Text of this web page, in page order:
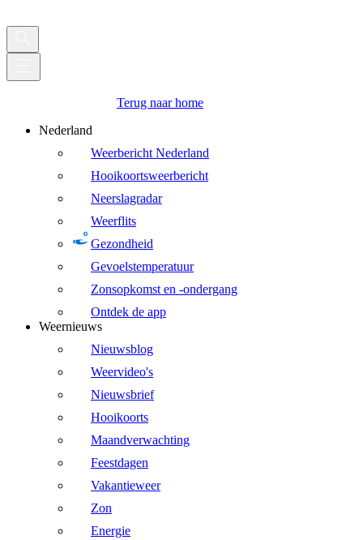
Terug naar home
Nederland
Weerbericht Nederland
Hooikoortsweerbericht
Neerslagradar
Weerflits
Gezondheid
Gevoelstemperatuur
Zonsopkomst en -ondergang
Ontdek de app
Weernieuws
Nieuwsblog
Weervideo's
Nieuwsbrief
Hooikoorts
Maandverwachting
Feestdagen
Vakantieweer
Zon
Energie